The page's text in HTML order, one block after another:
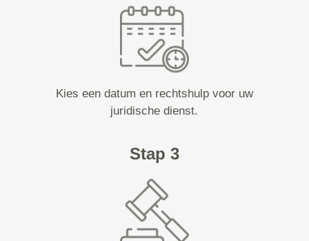
Kies een datum en rechtshulp voor uw
juridische dienst.
Stap 3